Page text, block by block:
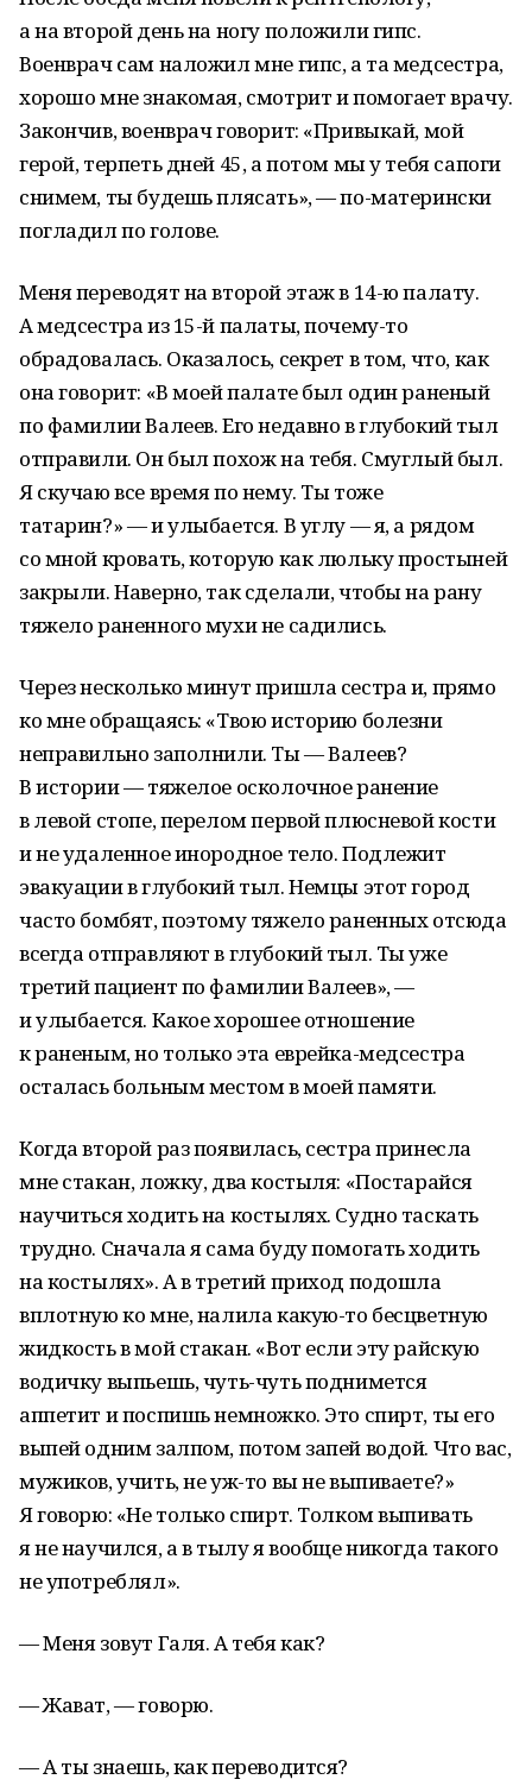
а на второй день на ногу положили гипс.
Военврач сам наложил мне гипс, а та медсестра,
хорошо мне знакомая, смотрит и помогает врачу.
Закончив, военврач говорит: «Привыкай, мой
герой, терпеть дней 45, а потом мы у тебя сапоги
снимем, ты будешь плясать», — по-матерински
погладил по голове.
Меня переводят на второй этаж в 14-ю палату.
А медсестра из 15-й палаты, почему-то
обрадовалась. Оказалось, секрет в том, что, как
она говорит: «В моей палате был один раненый
по фамилии Валеев. Его недавно в глубокий тыл
отправили. Он был похож на тебя. Смуглый был.
Я скучаю все время по нему. Ты тоже
татарин?» — и улыбается. В углу — я, а рядом
со мной кровать, которую как люльку простыней
закрыли. Наверно, так сделали, чтобы на рану
тяжело раненного мухи не садились.
Через несколько минут пришла сестра и, прямо
ко мне обращаясь: «Твою историю болезни
неправильно заполнили. Ты — Валеев?
В истории — тяжелое осколочное ранение
в левой стопе, перелом первой плюсневой кости
и не удаленное инородное тело. Подлежит
эвакуации в глубокий тыл. Немцы этот город
часто бомбят, поэтому тяжело раненных отсюда
всегда отправляют в глубокий тыл. Ты уже
третий пациент по фамилии Валеев», —
и улыбается. Какое хорошее отношение
к раненым, но только эта еврейка-медсестра
осталась больным местом в моей памяти.
Когда второй раз появилась, сестра принесла
мне стакан, ложку, два костыля: «Постарайся
научиться ходить на костылях. Судно таскать
трудно. Сначала я сама буду помогать ходить
на костылях». А в третий приход подошла
вплотную ко мне, налила какую-то бесцветную
жидкость в мой стакан. «Вот если эту райскую
водичку выпьешь, чуть-чуть поднимется
аппетит и поспишь немножко. Это спирт, ты его
выпей одним залпом, потом запей водой. Что вас,
мужиков, учить, не уж-то вы не выпиваете?»
Я говорю: «Не только спирт. Толком выпивать
я не научился, а в тылу я вообще никогда такого
не употреблял».
— Меня зовут Галя. А тебя как?
— Жават, — говорю.
— А ты знаешь, как переводится?